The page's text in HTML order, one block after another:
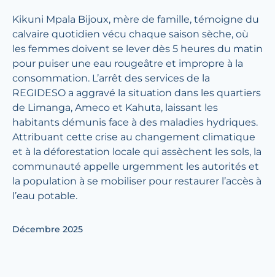
Kikuni Mpala Bijoux, mère de famille, témoigne du
calvaire quotidien vécu chaque saison sèche, où
les femmes doivent se lever dès 5 heures du matin
pour puiser une eau rougeâtre et impropre à la
consommation. L’arrêt des services de la
REGIDESO a aggravé la situation dans les quartiers
de Limanga, Ameco et Kahuta, laissant les
habitants démunis face à des maladies hydriques.
Attribuant cette crise au changement climatique
et à la déforestation locale qui assèchent les sols, la
communauté appelle urgemment les autorités et
la population à se mobiliser pour restaurer l’accès à
l’eau potable.
Décembre 2025